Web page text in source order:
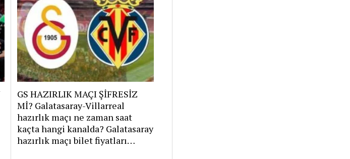
GS HAZIRLIK MAÇI ŞİFRESİZ
Mİ? Galatasaray-Villarreal
hazırlık maçı ne zaman saat
kaçta hangi kanalda? Galatasaray
hazırlık maçı bilet fiyatları…